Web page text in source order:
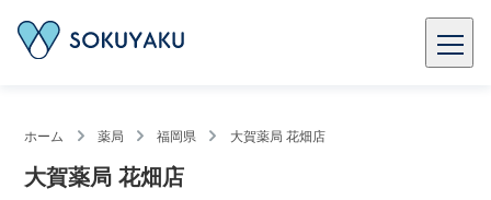
ホーム 薬局 福岡県 大賀薬局 花畑店
大賀薬局 花畑店